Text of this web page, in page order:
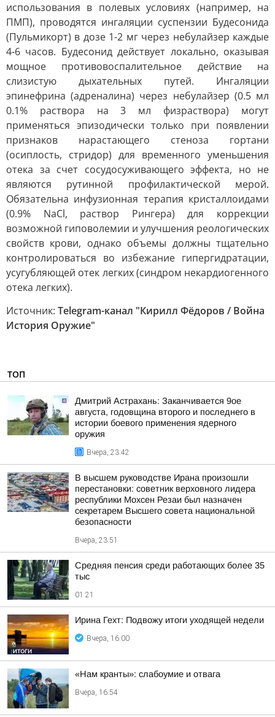
использования в полевых условиях (например, на
ПМП), проводятся ингаляции суспензии Будесонида
(Пульмикорт) в дозе 1-2 мг через небулайзер каждые
4-6 часов. Будесонид действует локально, оказывая
мощное противовоспалительное действие на
слизистую дыхательных путей. Ингаляции
эпинефрина (адреналина) через небулайзер (0.5 мл
0.1% раствора на 3 мл физраствора) могут
применяться эпизодически только при появлении
признаков нарастающего стеноза гортани
(осиплость, стридор) для временного уменьшения
отека за счет сосудосуживающего эффекта, но не
являются рутинной профилактической мерой.
Обязательна инфузионная терапия кристаллоидами
(0.9% NaCl, раствор Рингера) для коррекции
возможной гиповолемии и улучшения реологических
свойств крови, однако объемы должны тщательно
контролироваться во избежание гипергидратации,
усугубляющей отек легких (синдром некардиогенного
отека легких).
Источник: Telegram-канал "Кирилл Фёдоров / Война
История Оружие"
ТОП
Дмитрий Астрахань: Заканчивается 9ое
августа, годовщина второго и последнего в
истории боевого применения ядерного
оружия
Вчера, 23:42
В высшем руководстве Ирана произошли
перестановки: советник верховного лидера
республики Мохсен Резаи был назначен
секретарем Высшего совета национальной
безопасности
Вчера, 23:51
Средняя пенсия среди работающих более 35
тыс
01:21
Ирина Гехт: Подвожу итоги уходящей недели
Вчера, 16:00
«Нам кранты»: слабоумие и отвага
Вчера, 16:54